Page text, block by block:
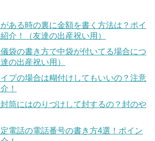
ある時の裏に金額を書く方法は？ポイ
介！（友達の出産祝い用）
袋の書き方で中袋が付いてる場合につ
の出産祝い用）
プの場合は糊付けしてもいいの？注意
！
筒にはのりづけして封するの？封のや
電話の電話番号の書き方4選！ポイン